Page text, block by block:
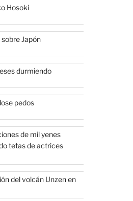
Hosoki
sobre Japón
durmiendo
pedos
de mil yenes
tetas de actrices
del volcán Unzen en